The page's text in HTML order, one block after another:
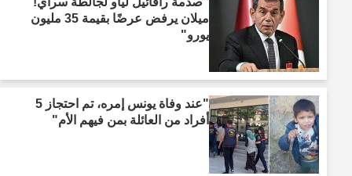
ميلان يرفض عرضًا بقيمة 35 مليون
يورو"
"عند وفاة يونس إمره، تم احتجاز 5
أفراد من العائلة بمن فيهم الأم"